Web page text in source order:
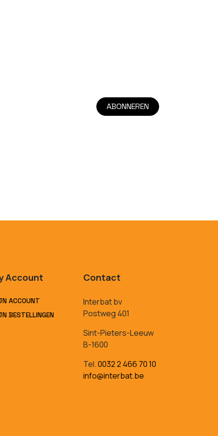
ABONNEREN
Account
ACCOUNT
BESTELLINGEN
Contact
Interbat bv
Postweg 401
Sint-Pieters-Leeuw
B-1600
Tel.0032 2 466 70 10
info@interbat.be